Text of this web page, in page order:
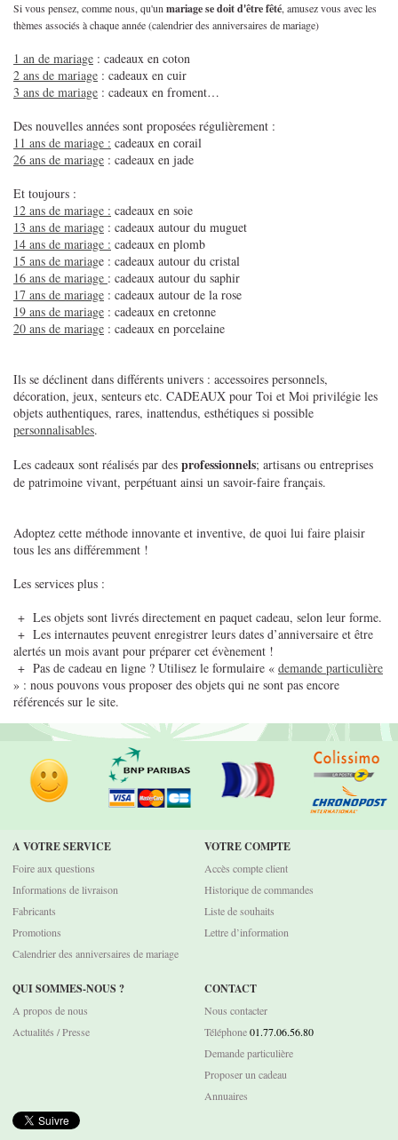
Si vous pensez, comme nous, qu'unmariage se doit d'être fêté, amusez vous avec les
thèmes associés à chaque année (calendrier des anniversaires de mariage)
1 an de mariage : cadeaux en coton
2 ans de mariage : cadeaux en cuir
3 ans de mariage : cadeaux en froment…
Des nouvelles années sont proposées régulièrement :
11 ans de mariage : cadeaux en corail
26 ans de mariage : cadeaux en jade
Et toujours :
12 ans de mariage : cadeaux en soie
13 ans de mariage : cadeaux autour du muguet
14 ans de mariage : cadeaux en plomb
15 ans de mariage : cadeaux autour du cristal
16 ans de mariage : cadeaux autour du saphir
17 ans de mariage : cadeaux autour de la rose
19 ans de mariage : cadeaux en cretonne
20 ans de mariage : cadeaux en porcelaine
Ils se déclinent dans différents univers : accessoires personnels,
décoration, jeux, senteurs etc. CADEAUX pour Toi et Moi privilégie les
objets authentiques, rares, inattendus, esthétiques si possible
personnalisables.
Les cadeaux sont réalisés par des professionnels; artisans ou entreprises
de patrimoine vivant, perpétuant ainsi un savoir-faire français.
Adoptez cette méthode innovante et inventive, de quoi lui faire plaisir
tous les ans différemment !
Les services plus :
+ Les objets sont livrés directement en paquet cadeau, selon leur forme.
+ Les internautes peuvent enregistrer leurs dates d’anniversaire et être
alertés un mois avant pour préparer cet évènement !
+ Pas de cadeau en ligne ? Utilisez le formulaire « demande particulière
» : nous pouvons vous proposer des objets qui ne sont pas encore
référencés sur le site.
A VOTRE SERVICE
Foire aux questions
Informations de livraison
Fabricants
Promotions
Calendrier des anniversaires de mariage
VOTRE COMPTE
Accès compte client
Historique de commandes
Liste de souhaits
Lettre d’information
QUI SOMMES-NOUS ?
A propos de nous
Actualités / Presse
CONTACT
Nous contacter
Téléphone01.77.06.56.80
Demande particulière
Proposer un cadeau
Annuaires